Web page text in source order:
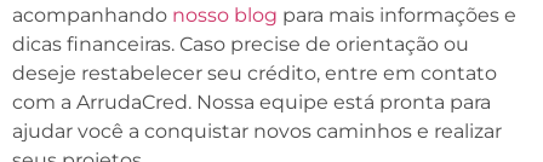
acompanhando nosso blog para mais informações e
dicas financeiras. Caso precise de orientação ou
deseje restabelecer seu crédito, entre em contato
com a ArrudaCred. Nossa equipe está pronta para
ajudar você a conquistar novos caminhos e realizar